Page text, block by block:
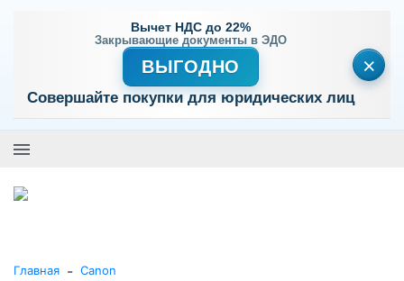
Вычет НДС до 22%
Закрывающие документы в ЭДО
ВЫГОДНО
Совершайте покупки для юридических лиц
×
Главная - Canon